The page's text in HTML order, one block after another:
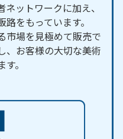
ットワークに加え、
をもっています。
市場を見極めて販売で
、お客様の大切な美術
。